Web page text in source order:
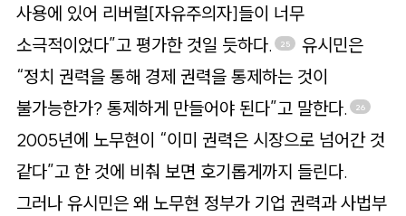
사용에 있어 리버럴[자유주의자]들이 너무
소극적이었다”고 평가한 것일 듯하다.
25
유시민은
“정치 권력을 통해 경제 권력을 통제하는 것이
불가능한가? 통제하게 만들어야 된다”고 말한다.
26
2005년에 노무현이 “이미 권력은 시장으로 넘어간 것
같다”고 한 것에 비춰 보면 호기롭게까지 들린다.
그러나 유시민은 왜 노무현 정부가 기업 권력과 사법부